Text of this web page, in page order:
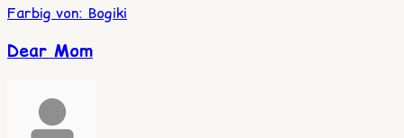
Farbig von: Bogiki
Dear Mom